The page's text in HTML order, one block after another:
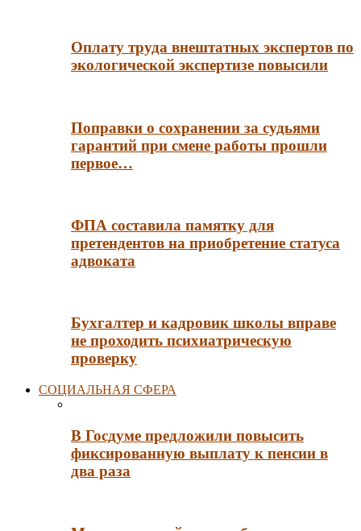
Оплату труда внештатных экспертов по
экологической экспертизе повысили
Поправки о сохранении за судьями
гарантий при смене работы прошли
первое…
ФПА составила памятку для
претендентов на приобретение статуса
адвоката
Бухгалтер и кадровик школы вправе
не проходить психиатрическую
проверку
СОЦИАЛЬНАЯ СФЕРА
В Госдуме предложили повысить
фиксированную выплату к пенсии в
два раза